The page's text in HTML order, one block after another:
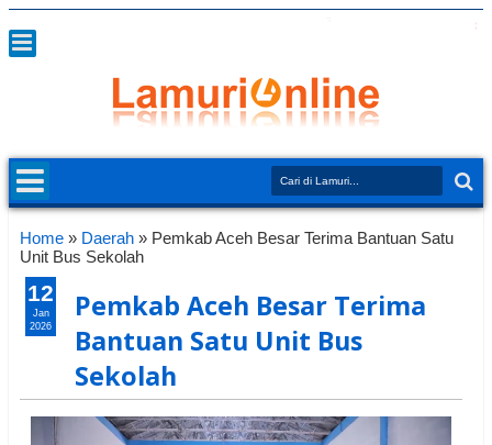
Home » Daerah » Pemkab Aceh Besar Terima Bantuan Satu
Unit Bus Sekolah
Pemkab Aceh Besar Terima
Bantuan Satu Unit Bus
Sekolah
12
Jan
2026